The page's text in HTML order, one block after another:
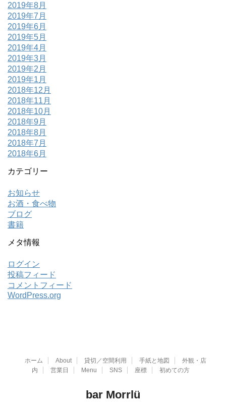
2019年8月
2019年7月
2019年6月
2019年5月
2019年4月
2019年3月
2019年2月
2019年1月
2018年12月
2018年11月
2018年10月
2018年9月
2018年8月
2018年7月
2018年6月
カテゴリー
お知らせ
お酒・食べ物
ブログ
書籍
メタ情報
ログイン
投稿フィード
コメントフィード
WordPress.org
ホーム About 貸切／空間利用 手紙と地図
外観・店
内
営業日 Menu SNS 座標 初めての方
bar Morrlü